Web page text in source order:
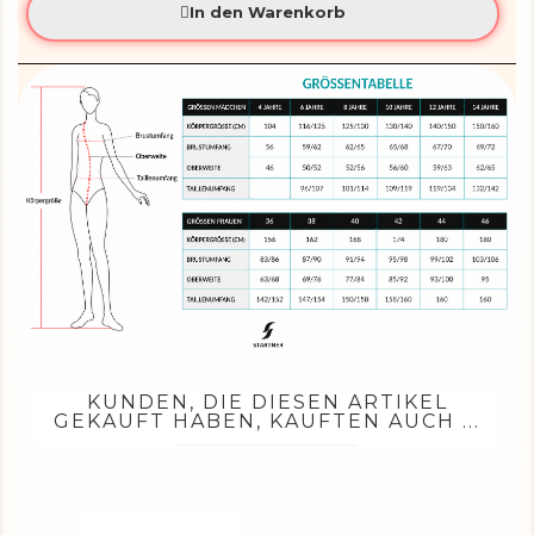
In den Warenkorb
KUNDEN, DIE DIESEN ARTIKEL
GEKAUFT HABEN, KAUFTEN AUCH ...